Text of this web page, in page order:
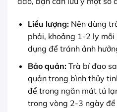
Liều lượng:Nên dùng
phải, khoảng 1-2 ly mỗi
dụng để tránh ảnh
Bảo quản:Trà bí đao
quản trong bình thủy
để trong ngăn mát tủ
trong vòng 2-3 ngày